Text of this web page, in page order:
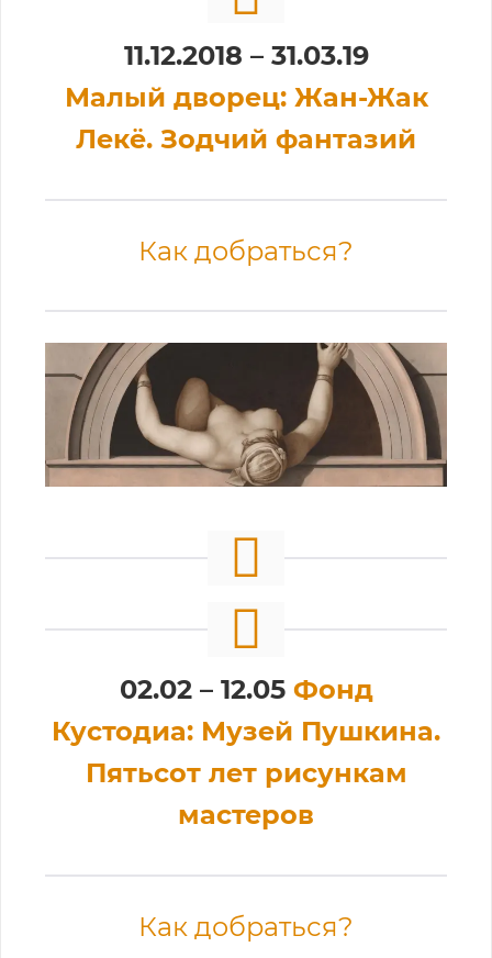
11.12.2018 – 31.03.19
Малый дворец: Жан-Жак
Лекё. Зодчий фантазий
Как добраться?
02.02 – 12.05 Фонд
Кустодиа: Музей Пушкина.
Пятьсот лет рисункам
мастеров
Как добраться?